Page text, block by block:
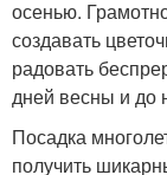
осенью.
создавать
радовать
дней весны и до
Посадка
получить